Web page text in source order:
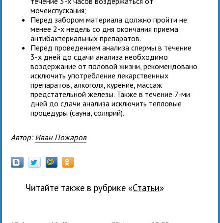
мочеиспускания;
Перед забором материала должно пройти не
менее 2-х недель со дня окончания приема
антибактериальных препаратов.
Перед проведением анализа спермы в течение
3-х дней до сдачи анализа необходимо
воздержание от половой жизни, рекомендовано
исключить употребление лекарственных
препаратов, алкоголя, курение, массаж
предстательной железы. Также в течение 7-ми
дней до сдачи анализа исключить тепловые
процедуры (сауна, солярий).
Автор: Иван Пожаров
Читайте также в рубрике « Статьи»